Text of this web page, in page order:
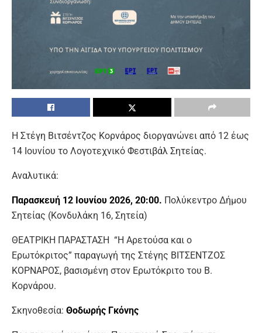
Η Στέγη Βιτσέντζος Κορνάρος διοργανώνει από 12 έως
14 Ιουνίου το Λογοτεχνικό Φεστιβάλ Σητείας.
Αναλυτικά:
Παρασκευή 12 Ιουνίου 2026, 20:00. Πολύκεντρο Δήμου
Σητείας (Κονδυλάκη 16, Σητεία)
ΘΕΑΤΡΙΚΗ ΠΑΡΑΣΤΑΣΗ “Η Αρετούσα και ο
Ερωτόκριτος” παραγωγή της Στέγης ΒΙΤΣΕΝΤΖΟΣ
ΚΟΡΝΑΡΟΣ, βασισμένη στον Ερωτόκριτο του Β.
Κορνάρου.
Σκηνοθεσία: Θοδωρής Γκόνης